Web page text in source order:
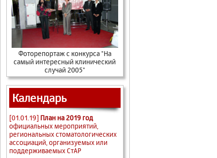
Фоторепортаж с конкурса "На
самый интересный клинический
случай 2005"
Календарь
[01.01.19] План на 2019 год
официальных мероприятий,
региональных стоматологических
ассоциаций, организуемых или
поддерживаемых СтАР